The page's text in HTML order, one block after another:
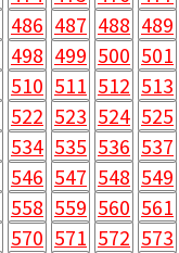
486 487 488 489
498 499 500 501
510 511 512 513
522 523 524 525
534 535 536 537
546 547 548 549
558 559 560 561
570 571 572 573